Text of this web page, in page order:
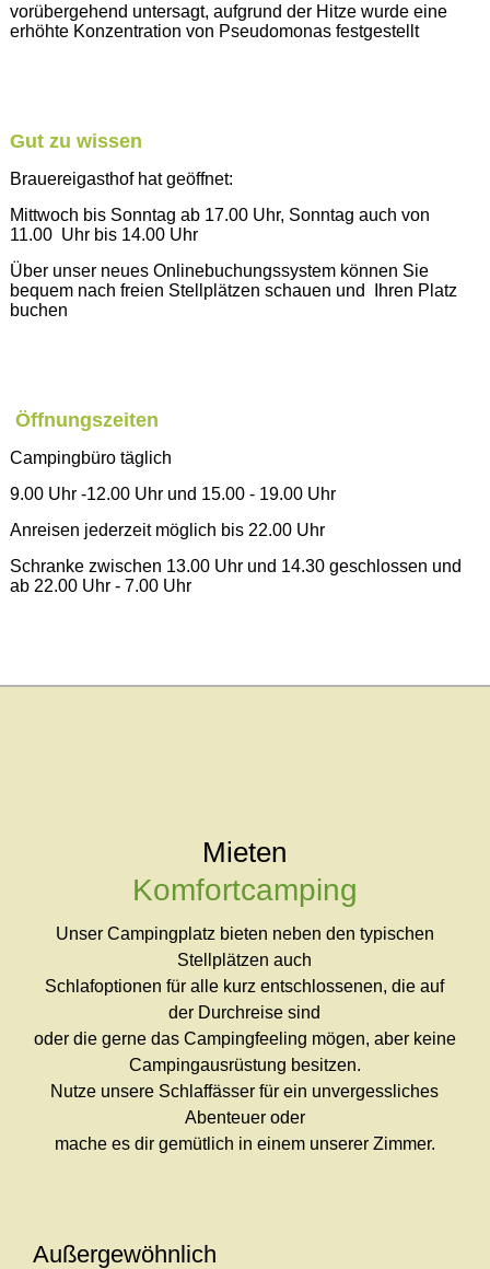
vorübergehend untersagt, aufgrund der Hitze wurde eine
erhöhte Konzentration von Pseudomonas festgestellt
Gut zu wissen
Brauereigasthof hat geöffnet:
Mittwoch bis Sonntag ab 17.00 Uhr, Sonntag auch von
11.00 Uhr bis 14.00 Uhr
Über unser neues Onlinebuchungssystem können Sie
bequem nach freien Stellplätzen schauen und Ihren Platz
buchen
Öffnungszeiten
Campingbüro täglich
9.00 Uhr -12.00 Uhr und 15.00 - 19.00 Uhr
Anreisen jederzeit möglich bis 22.00 Uhr
Schranke zwischen 13.00 Uhr und 14.30 geschlossen und
ab 22.00 Uhr - 7.00 Uhr
Mieten
Komfortcamping
Unser Campingplatz bieten neben den typischen
Stellplätzen auch
Schlafoptionen für alle kurz entschlossenen, die auf
der Durchreise sind
oder die gerne das Campingfeeling mögen, aber keine
Campingausrüstung besitzen.
Nutze unsere Schlaffässer für ein unvergessliches
Abenteuer oder
mache es dir gemütlich in einem unserer Zimmer.
Außergewöhnlich